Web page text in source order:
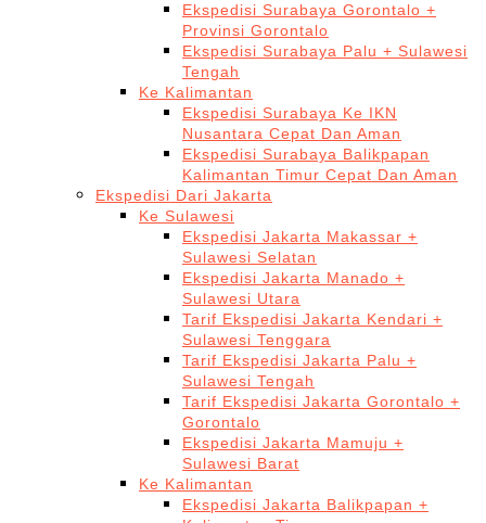
Ekspedisi Surabaya Gorontalo +
Provinsi Gorontalo
Ekspedisi Surabaya Palu + Sulawesi
Tengah
Ke Kalimantan
Ekspedisi Surabaya Ke IKN
Nusantara Cepat Dan Aman
Ekspedisi Surabaya Balikpapan
Kalimantan Timur Cepat Dan Aman
Ekspedisi Dari Jakarta
Ke Sulawesi
Ekspedisi Jakarta Makassar +
Sulawesi Selatan
Ekspedisi Jakarta Manado +
Sulawesi Utara
Tarif Ekspedisi Jakarta Kendari +
Sulawesi Tenggara
Tarif Ekspedisi Jakarta Palu +
Sulawesi Tengah
Tarif Ekspedisi Jakarta Gorontalo +
Gorontalo
Ekspedisi Jakarta Mamuju +
Sulawesi Barat
Ke Kalimantan
Ekspedisi Jakarta Balikpapan +